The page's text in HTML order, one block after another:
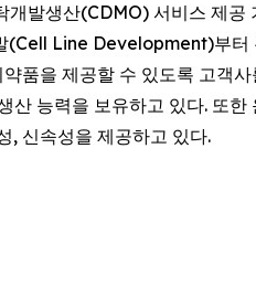
생산(CDMO) 서비스 제공
(Cell Line Development)부
품을 제공할 수 있도록 고객
능력을 보유하고 있다. 또
, 신속성을 제공하고 있다.